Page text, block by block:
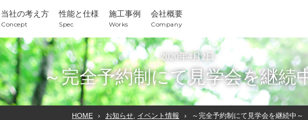
当社の考え方
Concept
性能と仕様
Spec
施工事例
Works
会社概要
Company
2020年4月2日
～完全予約制にて見学会を継続
HOME お知らせ イベント情報 ～完全予約制にて見学会を継続中～